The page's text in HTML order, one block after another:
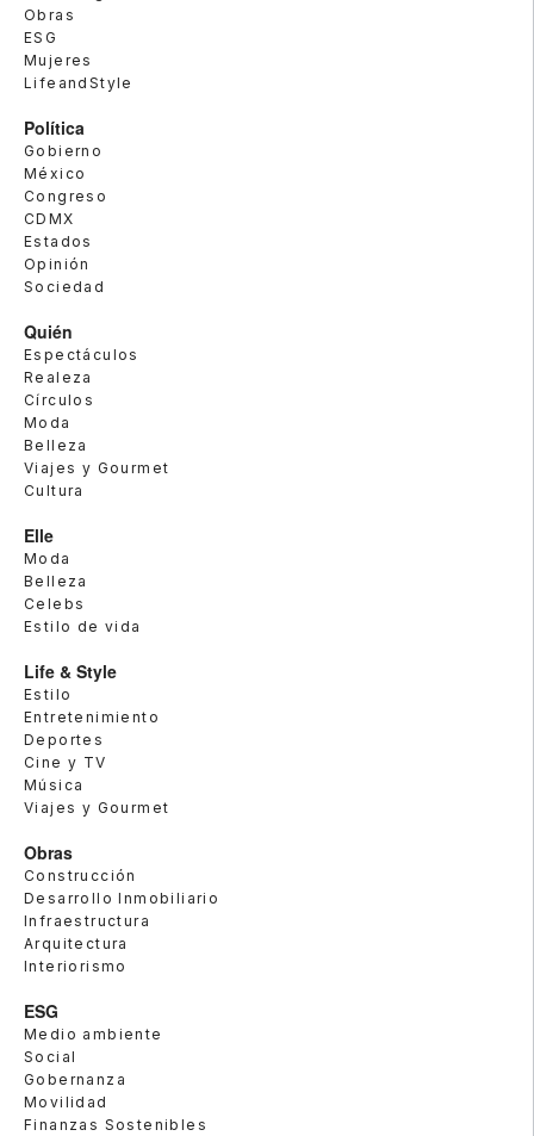
Obras
ESG
Mujeres
LifeandStyle
Política
Gobierno
México
Congreso
CDMX
Estados
Opinión
Sociedad
Quién
Espectáculos
Realeza
Círculos
Moda
Belleza
Viajes y Gourmet
Cultura
Elle
Moda
Belleza
Celebs
Estilo de vida
Life & Style
Estilo
Entretenimiento
Deportes
Cine y TV
Música
Viajes y Gourmet
Obras
Construcción
Desarrollo Inmobiliario
Infraestructura
Arquitectura
Interiorismo
ESG
Medio ambiente
Social
Gobernanza
Movilidad
Finanzas Sostenibles